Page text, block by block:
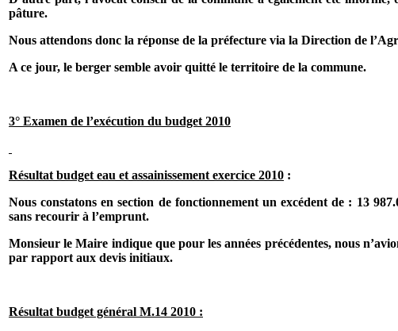
pâture.
Nous attendons donc la réponse de la préfecture via la Direction de
A ce jour, le berger semble avoir quitté le territoire de la commune.
3° Examen de l’exécution du budget 2010
Résultat budget eau et assainissement exercice 2010 :
Nous constatons en section de fonctionnement un excédent de : 13
sans recourir à l’emprunt.
Monsieur le Maire indique que pour les années précédentes, nous
par rapport aux devis initiaux.
Résultat budget général M.14 2010 :